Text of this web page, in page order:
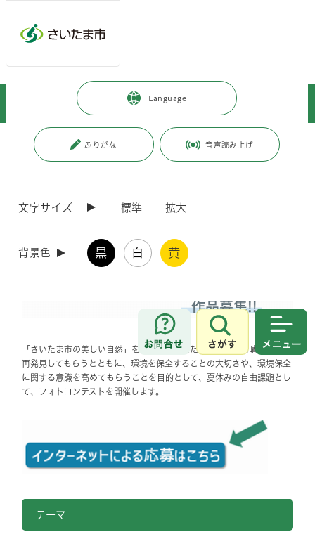
Language
ふりがな 音声読み上げ
文字サイズ 標準 拡大
背景色 黒 白 黄
お問合せ
さがす
暮らし・手続き > 環境保全 お知らせ
「夏休み さいたま自然再発見!! 小中学生フォトコンテスト」作品募集
更新日付：2026年7月1日 / ページ番号：C115720
「さいたま市の美しい自然」を通して、子供たちに自然の素晴らしさを
再発見してもらうとともに、環境を保全することの大切さや、環境保全
に関する意識を高めてもらうことを目的として、夏休みの自由課題とし
て、フォトコンテストを開催します。
テーマ